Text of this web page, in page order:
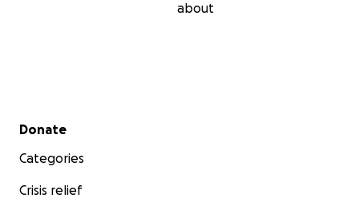
about
Secondary menu
Donate
Categories
Crisis relief